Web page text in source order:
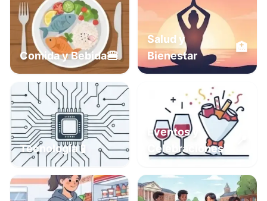
Comida y Bebida🍔
Salud y
Bienestar
🏥
Tecnología📱
Eventos y
Celebraciones